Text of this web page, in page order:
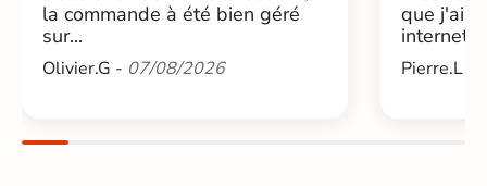
la commande à été bien géré
sur...
Olivier.G - 07/08/2026
que j'ai
internet....
Pierre.L -